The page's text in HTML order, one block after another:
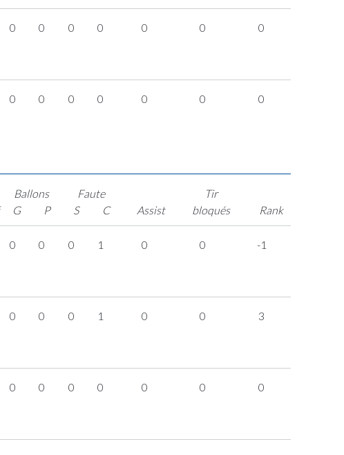
0 0 0 0 0 0 0
0 0 0 0 0 0 0
Ballons
G
P
Faute
S
C Assist
Tir
bloqués
Rank
0 0 0 1 0 0 -1
0 0 0 1 0 0 3
0 0 0 0 0 0 0